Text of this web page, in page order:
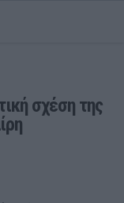
σχέση της